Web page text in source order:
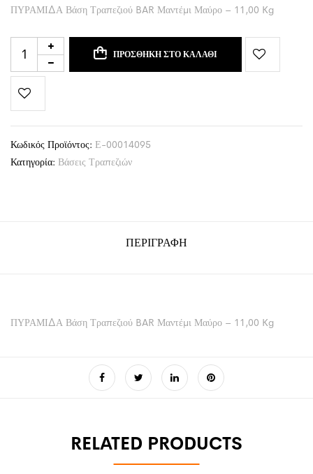
ΠΥΡΑΜΙΔΑ Βάση Τραπεζιού BAR Μαντέμι Μαύρο – 11,00 Kg
ΠΡΟΣΘΉΚΗ ΣΤΟ ΚΑΛΆΘΙ
Κωδικός Προϊόντος: Ε-00014095
Κατηγορία: Βάσεις Τραπεζιών
ΠΕΡΙΓΡΑΦΉ
ΠΥΡΑΜΙΔΑ Βάση Τραπεζιού BAR Μαντέμι Μαύρο – 11,00 Kg
RELATED PRODUCTS